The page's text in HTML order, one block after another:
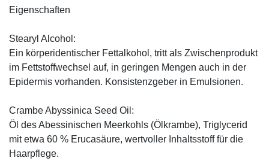
Eigenschaften
Stearyl Alcohol:
Ein körperidentischer Fettalkohol, tritt als Zwischenprodukt
im Fettstoffwechsel auf, in geringen Mengen auch in der
Epidermis vorhanden. Konsistenzgeber in Emulsionen.
Crambe Abyssinica Seed Oil:
Öl des Abessinischen Meerkohls (Ölkrambe), Triglycerid
mit etwa 60 % Erucasäure, wertvoller Inhaltsstoff für die
Haarpflege.